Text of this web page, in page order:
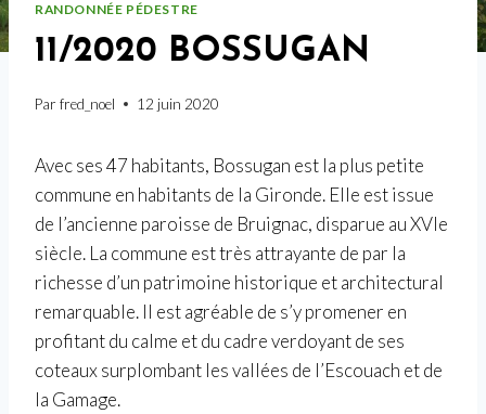
RANDONNÉE PÉDESTRE
11/2020 BOSSUGAN
Par fred_noel 12 juin 2020
Avec ses 47 habitants, Bossugan est la plus petite
commune en habitants de la Gironde. Elle est issue
de l’ancienne paroisse de Bruignac, disparue au XVIe
siècle. La commune est très attrayante de par la
richesse d’un patrimoine historique et architectural
remarquable. Il est agréable de s’y promener en
profitant du calme et du cadre verdoyant de ses
coteaux surplombant les vallées de l’Escouach et de
la Gamage.